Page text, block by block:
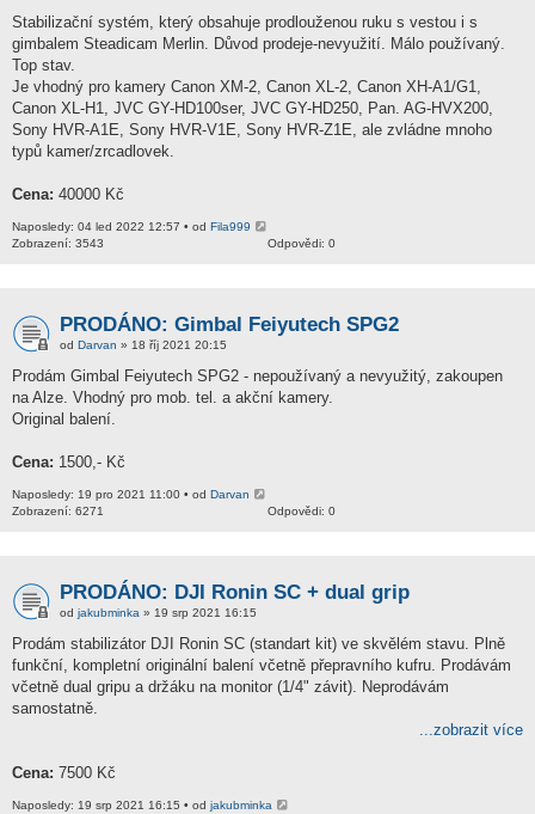
Stabilizační systém, který obsahuje prodlouženou ruku s vestou i s
gimbalem Steadicam Merlin. Důvod prodeje-nevyužití. Málo používaný.
Top stav.
Je vhodný pro kamery Canon XM-2, Canon XL-2, Canon XH-A1/G1,
Canon XL-H1, JVC GY-HD100ser, JVC GY-HD250, Pan. AG-HVX200,
Sony HVR-A1E, Sony HVR-V1E, Sony HVR-Z1E, ale zvládne mnoho
typů kamer/zrcadlovek.
Cena: 40000 Kč
Naposledy: 04 led 2022 12:57 • od Fila999
Odpovědi: 0
Zobrazení: 3543
PRODÁNO: Gimbal Feiyutech SPG2
od Darvan » 18 říj 2021 20:15
Prodám Gimbal Feiyutech SPG2 - nepoužívaný a nevyužitý, zakoupen
na Alze. Vhodný pro mob. tel. a akční kamery.
Original balení.
Cena: 1500,- Kč
Naposledy: 19 pro 2021 11:00 • od Darvan
Odpovědi: 0
Zobrazení: 6271
PRODÁNO: DJI Ronin SC + dual grip
od jakubminka » 19 srp 2021 16:15
Prodám stabilizátor DJI Ronin SC (standart kit) ve skvělém stavu. Plně
funkční, kompletní originální balení včetně přepravního kufru. Prodávám
včetně dual gripu a držáku na monitor (1/4" závit). Neprodávám
samostatně.
...zobrazit více
Cena: 7500 Kč
Naposledy: 19 srp 2021 16:15 • od jakubminka